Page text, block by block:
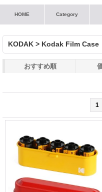
HOME Category
KODAK > Kodak Film Case
おすすめ順
1